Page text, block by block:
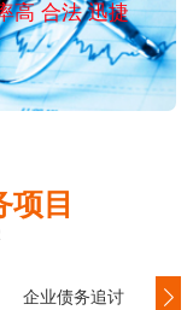
高 合法 迅捷
项目
企业债务追讨